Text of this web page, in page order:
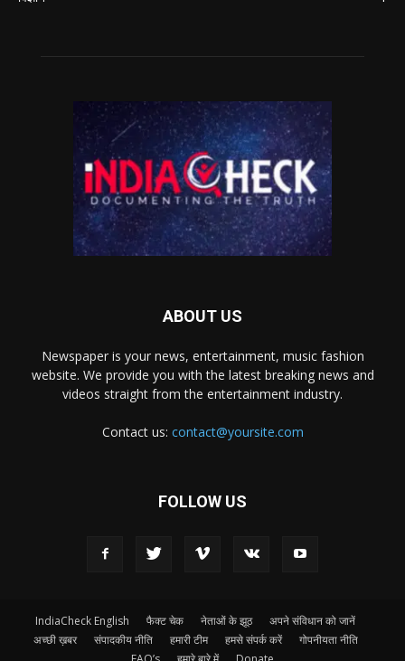
ABOUT US
Newspaper is your news, entertainment, music fashion
website. We provide you with the latest breaking news and
videos straight from the entertainment industry.
Contact us: contact@yoursite.com
FOLLOW US
IndiaCheck English फैक्ट चेक नेताओं के झूठ
अपने संविधान को जानें
अच्छी ख़बर
संपादकीय नीति हमारी टीम हमसे संपर्क करें
गोपनीयता नीति